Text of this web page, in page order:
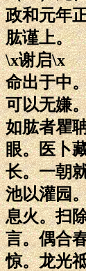
政和元年
肱谨上。
\x谢启\x
命出于中
可以无嫌
如肱者瞿
眼。医卜
长。一朝
池以灌园
息火。扫
言。偶合
惊。龙光